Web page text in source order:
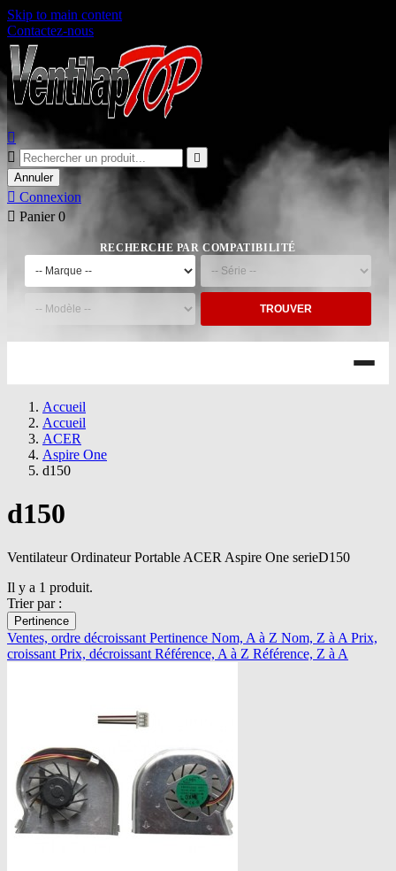
Skip to main content
Contactez-nous



Annuler
 Connexion
 Panier 0
RECHERCHE PAR COMPATIBILITÉ
TROUVER
Accueil
Accueil
ACER
Aspire One
d150
d150
Ventilateur Ordinateur Portable ACER Aspire One serieD150
Il y a 1 produit.
Trier par :
Pertinence
Ventes, ordre décroissant Pertinence Nom, A à Z Nom, Z à A Prix,
croissant Prix, décroissant Référence, A à Z Référence, Z à A